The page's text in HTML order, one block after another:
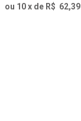
ou 10x de R$ 62,39